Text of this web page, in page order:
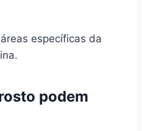
específicas da
podem